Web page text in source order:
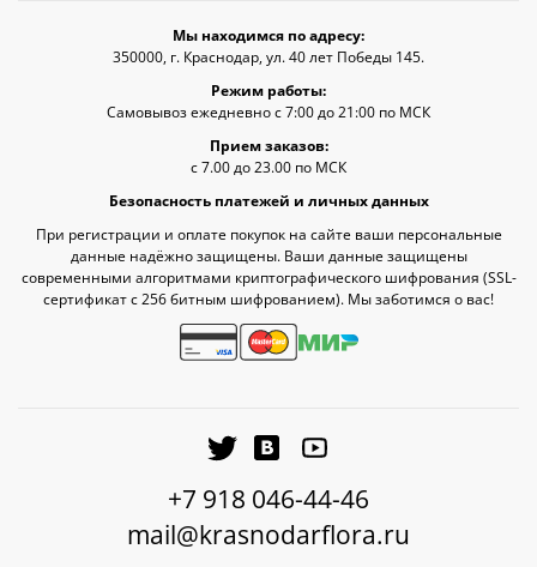
Мы находимся по адресу:
350000, г. Краснодар, ул. 40 лет Победы 145.
Режим работы:
Самовывоз ежедневно с 7:00 до 21:00 по МСК
Прием заказов:
с 7.00 до 23.00 по МСК
Безопасность платежей и личных данных
При регистрации и оплате покупок на сайте ваши персональные
данные надёжно защищены. Ваши данные защищены
современными алгоритмами криптографического шифрования (SSL-
сертификат c 256 битным шифрованием). Мы заботимся о вас!
+7 918 046-44-46
mail@krasnodarflora.ru